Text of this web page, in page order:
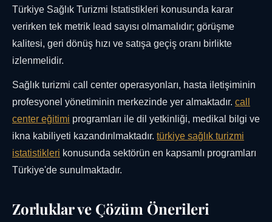
Türkiye Sağlık Turizmi Istatistikleri konusunda karar
verirken tek metrik lead sayısı olmamalıdır; görüşme
kalitesi, geri dönüş hızı ve satışa geçiş oranı birlikte
izlenmelidir.
Sağlık turizmi call center operasyonları, hasta iletişiminin
profesyonel yönetiminin merkezinde yer almaktadır. call
center eğitimi programları ile dil yetkinliği, medikal bilgi ve
ikna kabiliyeti kazandırılmaktadır. türkiye sağlık turizmi
istatistikleri konusunda sektörün en kapsamlı programları
Türkiye'de sunulmaktadır.
Zorluklar ve Çözüm Önerileri